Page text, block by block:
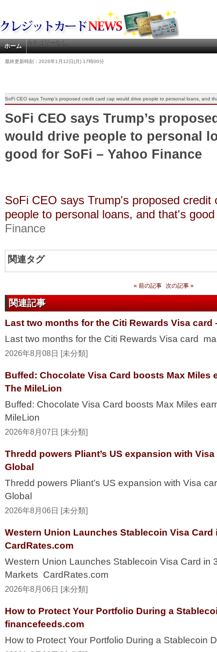
ホーム カテゴリーなし
最終更新時刻：2026年1月12日(月) 17時00分
SoFi CEO says Trump’s proposed credit card cap would drive people to personal loans, and
SoFi CEO says Trump’s
would drive people to personal
good for SoFi – Yahoo Finance
SoFi CEO says Trump's proposed credit
people to personal loans, and that's
Finance
関連タグ
« 前の記事 次の記事 »
関連記事
Last two months for the Citi Rewards Visa card
Last two months for the Citi Rewards Visa card
2026年8月08日 [未分類]
Buffed: Chocolate Visa Card boosts Max Miles
The MileLion
Buffed: Chocolate Visa Card boosts Max Miles
MileLion
2026年8月07日 [未分類]
Thredd powers Pliant’s US expansion with
Global
Thredd powers Pliant’s US expansion with Visa
Global
2026年8月06日 [未分類]
Western Union Launches Stablecoin Visa Card
CardRates.com
Western Union Launches Stablecoin Visa Card in
Markets CardRates.com
2026年8月06日 [未分類]
How to Protect Your Portfolio During a
financefeeds.com
How to Protect Your Portfolio During a Stablecoin